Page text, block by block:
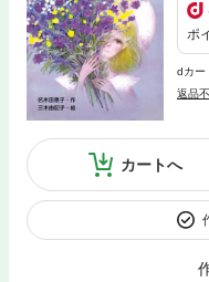
ポ
dカー
返品
カートへ